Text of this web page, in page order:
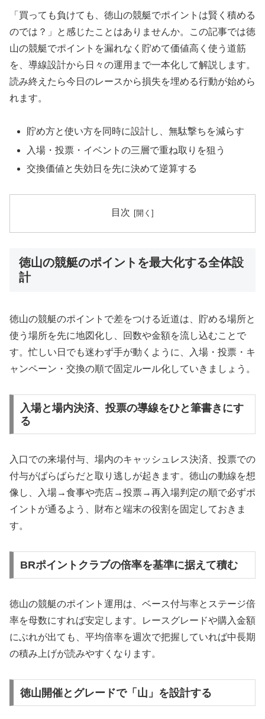
「買っても負けても、徳山の競艇でポイントは賢く積める
のでは？」と感じたことはありませんか。この記事では徳
山の競艇でポイントを漏れなく貯めて価値高く使う道筋
を、導線設計から日々の運用まで一本化して解説します。
読み終えたら今日のレースから損失を埋める行動が始めら
れます。
貯め方と使い方を同時に設計し、無駄撃ちを減らす
入場・投票・イベントの三層で重ね取りを狙う
交換価値と失効日を先に決めて逆算する
目次
徳山の競艇のポイントを最大化する全体設
計
徳山の競艇のポイントで差をつける近道は、貯める場所と
使う場所を先に地図化し、回数や金額を流し込むことで
す。忙しい日でも迷わず手が動くように、入場・投票・キ
ャンペーン・交換の順で固定ルール化していきましょう。
入場と場内決済、投票の導線をひと筆書きにす
る
入口での来場付与、場内のキャッシュレス決済、投票での
付与がばらばらだと取り逃しが起きます。徳山の動線を想
像し、入場→食事や売店→投票→再入場判定の順で必ずポ
イントが通るよう、財布と端末の役割を固定しておきま
す。
BRポイントクラブの倍率を基準に据えて積む
徳山の競艇のポイント運用は、ベース付与率とステージ倍
率を母数にすれば安定します。レースグレードや購入金額
にぶれが出ても、平均倍率を週次で把握していれば中長期
の積み上げが読みやすくなります。
徳山開催とグレードで「山」を設計する